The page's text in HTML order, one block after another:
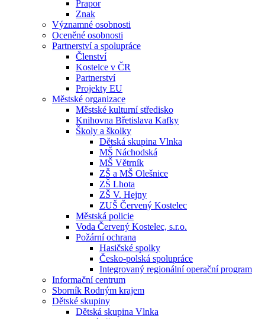
Prapor
Znak
Významné osobnosti
Oceněné osobnosti
Partnerství a spolupráce
Členství
Kostelce v ČR
Partnerství
Projekty EU
Městské organizace
Městské kulturní středisko
Knihovna Břetislava Kafky
Školy a školky
Dětská skupina Vlnka
MŠ Náchodská
MŠ Větrník
ZŠ a MŠ Olešnice
ZŠ Lhota
ZŠ V. Hejny
ZUŠ Červený Kostelec
Městská policie
Voda Červený Kostelec, s.r.o.
Požární ochrana
Hasičské spolky
Česko-polská spolupráce
Integrovaný regionální operační program
Informační centrum
Sborník Rodným krajem
Dětské skupiny
Dětská skupina Vlnka